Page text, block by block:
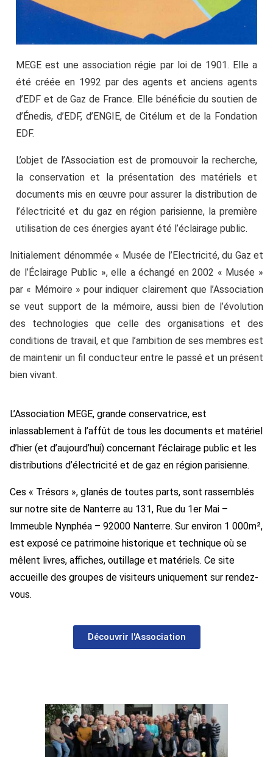
MEGE est une association régie par loi de 1901. Elle a
été créée en 1992 par des agents et anciens agents
d’EDF et de Gaz de France. Elle bénéficie du soutien de
d’Énedis, d’EDF, d’ENGIE, de Citélum et de la Fondation
EDF.
L’objet de l’Association est de promouvoir la recherche,
la conservation et la présentation des matériels et
documents mis en œuvre pour assurer la distribution de
l’électricité et du gaz en région parisienne, la première
utilisation de ces énergies ayant été l’éclairage public.
Initialement dénommée « Musée de l’Electricité, du Gaz et
de l’Éclairage Public », elle a échangé en 2002 « Musée »
par « Mémoire » pour indiquer clairement que l’Association
se veut support de la mémoire, aussi bien de l’évolution
des technologies que celle des organisations et des
conditions de travail, et que l’ambition de ses membres est
de maintenir un fil conducteur entre le passé et un présent
bien vivant.
L’Association MEGE, grande conservatrice, est
inlassablement à l’affût de tous les documents et matériel
d’hier (et d’aujourd’hui) concernant l’éclairage public et les
distributions d’électricité et de gaz en région parisienne.
Ces « Trésors », glanés de toutes parts, sont rassemblés
sur notre site de Nanterre au 131, Rue du 1er Mai –
Immeuble Nynphéa – 92000 Nanterre. Sur environ 1 000m²,
est exposé ce patrimoine historique et technique où se
mêlent livres, affiches, outillage et matériels. Ce site
accueille des groupes de visiteurs uniquement sur rendez-
vous.
Découvrir l'Association